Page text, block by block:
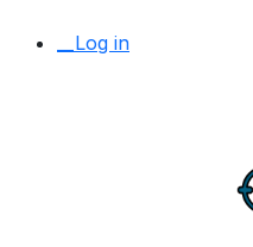
__Log in